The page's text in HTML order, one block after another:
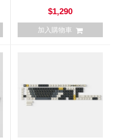
$1,290
加入購物車